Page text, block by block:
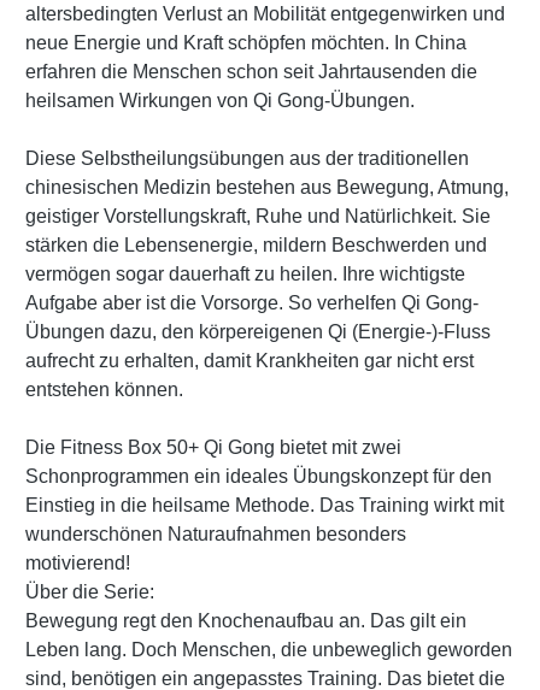
altersbedingten Verlust an Mobilität entgegenwirken und
neue Energie und Kraft schöpfen möchten. In China
erfahren die Menschen schon seit Jahrtausenden die
heilsamen Wirkungen von Qi Gong-Übungen.
Diese Selbstheilungsübungen aus der traditionellen
chinesischen Medizin bestehen aus Bewegung, Atmung,
geistiger Vorstellungskraft, Ruhe und Natürlichkeit. Sie
stärken die Lebensenergie, mildern Beschwerden und
vermögen sogar dauerhaft zu heilen. Ihre wichtigste
Aufgabe aber ist die Vorsorge. So verhelfen Qi Gong-
Übungen dazu, den körpereigenen Qi (Energie-)-Fluss
aufrecht zu erhalten, damit Krankheiten gar nicht erst
entstehen können.
Die Fitness Box 50+ Qi Gong bietet mit zwei
Schonprogrammen ein ideales Übungskonzept für den
Einstieg in die heilsame Methode. Das Training wirkt mit
wunderschönen Naturaufnahmen besonders
motivierend!
Über die Serie:
Bewegung regt den Knochenaufbau an. Das gilt ein
Leben lang. Doch Menschen, die unbeweglich geworden
sind, benötigen ein angepasstes Training. Das bietet die